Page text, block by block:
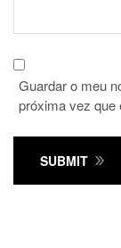
Guardar o meu
próxima vez que
SUBMIT